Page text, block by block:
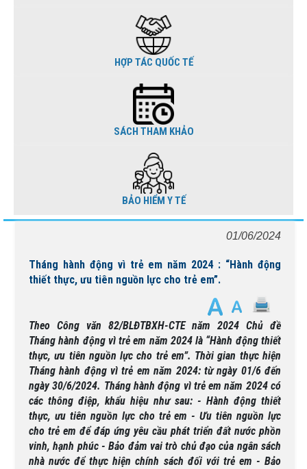
HỢP TÁC QUỐC TẾ
SÁCH THAM KHẢO
BẢO HIỂM Y TẾ
01/06/2024
Tháng hành động vì trẻ em năm 2024 : “Hành động
thiết thực, ưu tiên nguồn lực cho trẻ em”.
Theo Công văn 82/BLĐTBXH-CTE năm 2024 Chủ đề
Tháng hành động vì trẻ em năm 2024 là “Hành động thiết
thực, ưu tiên nguồn lực cho trẻ em”. Thời gian thực hiện
Tháng hành động vì trẻ em năm 2024: từ ngày 01/6 đến
ngày 30/6/2024. Tháng hành động vì trẻ em năm 2024 có
các thông điệp, khẩu hiệu như sau: - Hành động thiết
thực, ưu tiên nguồn lực cho trẻ em - Ưu tiên nguồn lực
cho trẻ em để đáp ứng yêu cầu phát triển đất nước phồn
vinh, hạnh phúc - Bảo đảm vai trò chủ đạo của ngân sách
nhà nước để thực hiện chính sách đối với trẻ em - Bảo